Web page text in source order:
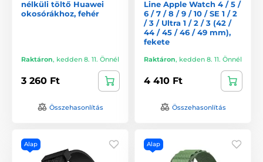
nélküli töltő Huawei
okosórákhoz, fehér
Raktáron, kedden 8. 11. Önnél
3 260 Ft
Összehasonlítás
Line Apple Watch 4 / 5 /
6 / 7 / 8 / 9 / 10 / SE 1 / 2
/ 3 / Ultra 1 / 2 / 3 (42 /
44 / 45 / 46 / 49 mm),
fekete
Raktáron, kedden 8. 11. Önnél
4 410 Ft
Összehasonlítás
Alap Alap